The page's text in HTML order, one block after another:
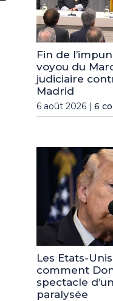
Fin de
voyou du
judiciaire
Madrid
6 août 2026 | 6
Les Etats-
comment
spectacle
paralysée